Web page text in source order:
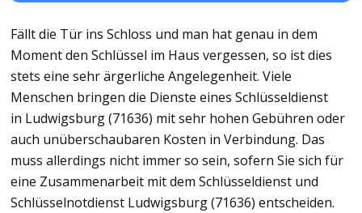
Fällt die Tür ins Schloss und man hat genau in dem
Moment den Schlüssel im Haus vergessen, so ist dies
stets eine sehr ärgerliche Angelegenheit. Viele
Menschen bringen die Dienste eines Schlüsseldienst
in Ludwigsburg (71636) mit sehr hohen Gebühren oder
auch unüberschaubaren Kosten in Verbindung. Das
muss allerdings nicht immer so sein, sofern Sie sich für
eine Zusammenarbeit mit dem Schlüsseldienst und
Schlüsselnotdienst Ludwigsburg (71636) entscheiden.